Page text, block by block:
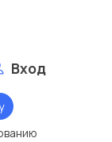
Вход